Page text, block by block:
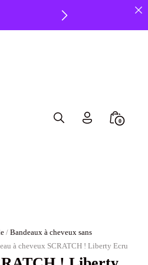
Search
0
/Bandeaux à cheveux sans
à cheveux SCRATCH ! Liberty Ecru